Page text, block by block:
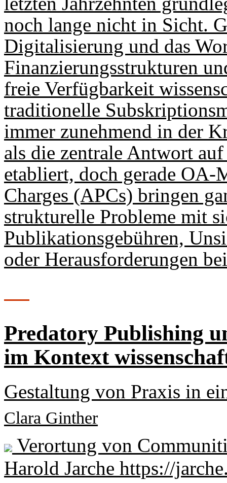
noch lange nicht in Sicht.
Digitalisierung und das
Finanzierungsstrukturen
freie Verfügbarkeit
traditionelle
immer zunehmend in der
als die zentrale Antwort
etabliert, doch gerade
Charges (APCs) bringen
strukturelle Probleme mit
Publikationsgebühren,
oder Herausforderungen
Predatory Publishing
im Kontext
Gestaltung von Praxis in
Clara Ginther
Verortung von
Harold Jarche https://